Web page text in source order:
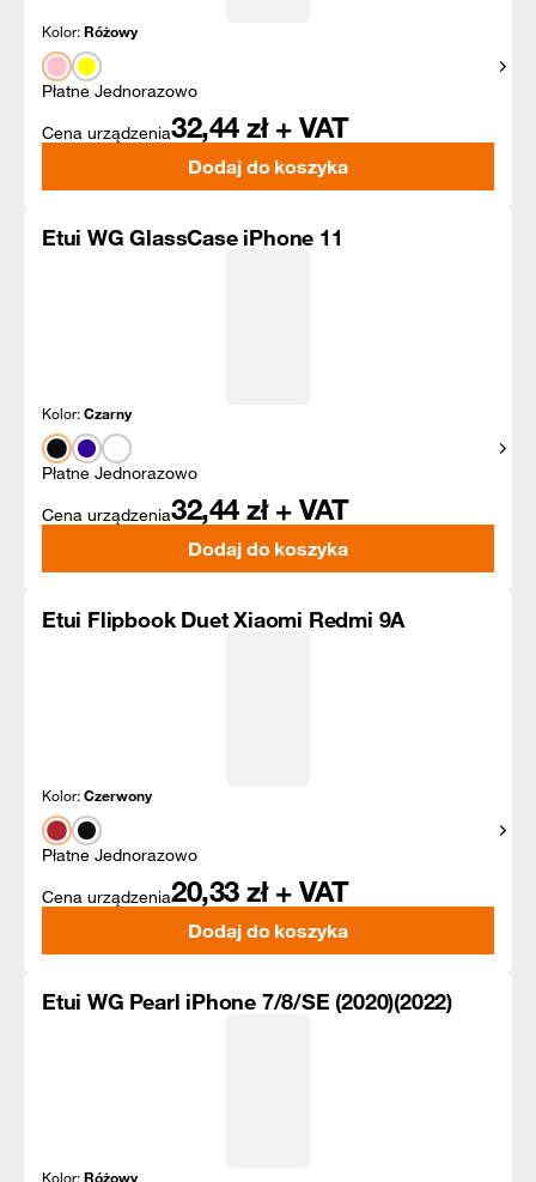
Kolor:Różowy
Płatne Jednorazowo
Cena urządzenia32,44 zł + VAT
Dodaj do koszyka
Etui WG GlassCase iPhone 11
Kolor:Czarny
Płatne Jednorazowo
Cena urządzenia32,44 zł + VAT
Dodaj do koszyka
Etui Flipbook Duet Xiaomi Redmi 9A
Kolor:Czerwony
Płatne Jednorazowo
Cena urządzenia20,33 zł + VAT
Dodaj do koszyka
Etui WG Pearl iPhone 7/8/SE (2020)(2022)
Kolor:Różowy